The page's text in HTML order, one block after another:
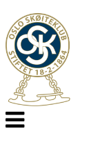
Veksle
navigasjon